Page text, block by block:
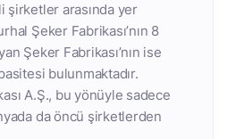
şirketler arasında yer
Şeker Fabrikası’nın 8
Şeker Fabrikası’nın ise
bulunmaktadır.
A.Ş., bu yönüyle sadece
da öncü şirketlerden